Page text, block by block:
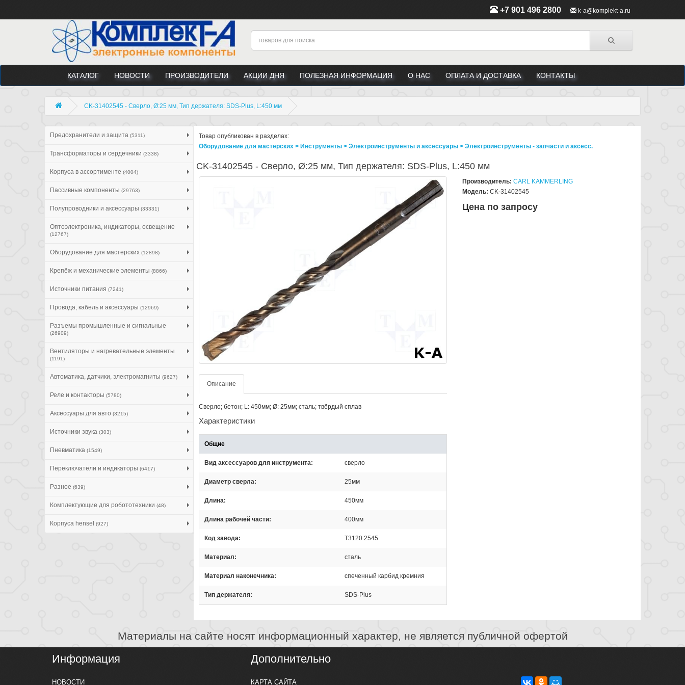
+7 901 496 2800 k-a@komplekt-a.ru
КАТАЛОГ НОВОСТИ ПРОИЗВОДИТЕЛИ АКЦИИ ДНЯ ПОЛЕЗНАЯ ИНФОРМАЦИЯ О НАС ОПЛАТА И ДОСТАВКА КОНТАКТЫ
CK-31402545 - Сверло, Ø:25 мм, Тип держателя: SDS-Plus, L:450 мм
Предохранители и защита (5311)
Трансформаторы и сердечники (3338)
Корпуса в ассортименте (4004)
Пассивные компоненты (29763)
Полупроводники и аксессуары (33331)
Оптоэлектроника, индикаторы, освещение
(12767)
Оборудование для мастерских (12898)
Крепёж и механические элементы (8866)
Источники питания (7241)
Провода, кабель и аксессуары (12969)
Разъемы промышленные и сигнальные
(26909)
Вентиляторы и нагревательные элементы
(1191)
Автоматика, датчики, электромагниты (9627)
Реле и контакторы (5780)
Аксессуары для авто (3215)
Источники звука (303)
Пневматика (1549)
Переключатели и индикаторы (6417)
Разное (639)
Комплектующие для робототехники (48)
Корпуса hensel (927)
Товар опубликован в разделах:
Оборудование для мастерских > Инструменты > Электроинструменты и аксессуары > Электроинструменты - запчасти и аксесс.
CK-31402545 - Сверло, Ø:25 мм, Тип держателя: SDS-Plus, L:450 мм
Описание
Сверло; бетон; L: 450мм; Ø: 25мм; сталь; твёрдый сплав
Характеристики
Общие
Вид аксессуаров для инструмента сверло
Диаметр сверла 25мм
Длина 450мм
Длина рабочей части 400мм
Код завода T3120 2545
Материал сталь
Материал наконечника спеченный карбид кремния
Тип держателя SDS-Plus
Производитель: CARL KAMMERLING
Модель: CK-31402545
Цена по запросу
Материалы на сайте носят информационный характер, не является публичной офертой
Информация
НОВОСТИ
Дополнительно
КАРТА САЙТА